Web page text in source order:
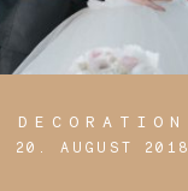
DECORATION
20. AUGUST 2018